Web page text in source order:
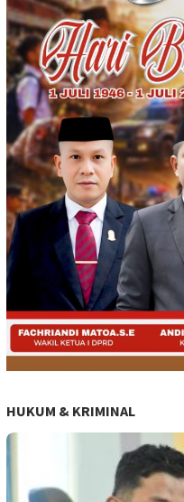
HUKUM & KRIMINAL